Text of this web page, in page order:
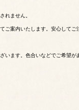
れません。
ご案内いたします。安心してご
ます。色合いなどでご希望